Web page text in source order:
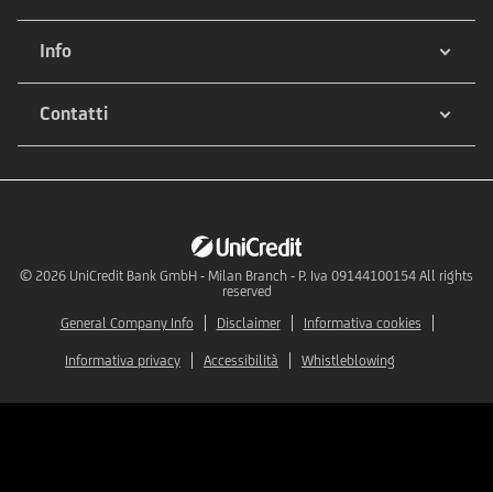
Info
Contatti
© 2026 UniCredit Bank GmbH - Milan Branch - P. Iva 09144100154 All rights
reserved
General Company Info
Disclaimer Informativa cookies
Informativa privacy Accessibilità Whistleblowing